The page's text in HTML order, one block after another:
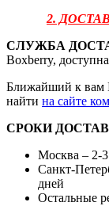
2.
СЛУЖБА
Boxberry,
Ближайший к вам
найти на сайте
СРОКИ
Москва – 2-
Санкт-
дней
Остальные